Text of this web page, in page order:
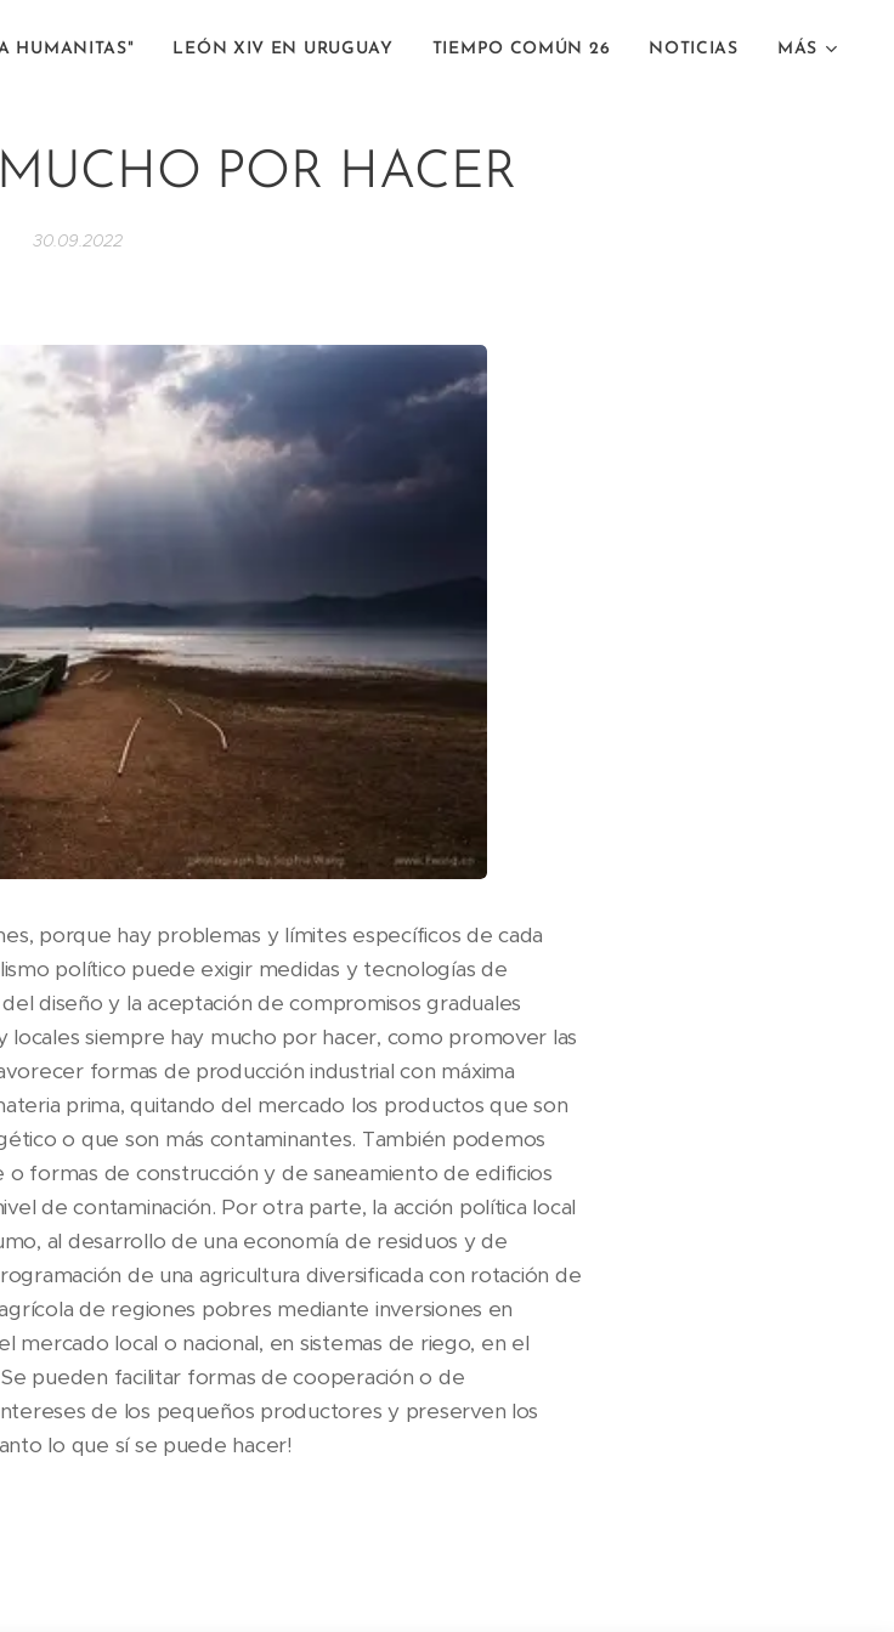
HUMANITAS" LEÓN XIV EN URUGUAY TIEMPO COMÚN 26 NOTICIAS MÁS
POR HACER
30.09.2022
porque hay problemas y límites específicos de cada
político puede exigir medidas y tecnologías de
diseño y la aceptación de compromisos graduales
locales siempre hay mucho por hacer, como promover las
formas de producción industrial con máxima
prima, quitando del mercado los productos que son
o que son más contaminantes. También podemos
formas de construcción y de saneamiento de edificios
de contaminación. Por otra parte, la acción política local
al desarrollo de una economía de residuos y de
de una agricultura diversificada con rotación de
de regiones pobres mediante inversiones en
mercado local o nacional, en sistemas de riego, en el
pueden facilitar formas de cooperación o de
de los pequeños productores y preserven los
lo que sí se puede hacer!